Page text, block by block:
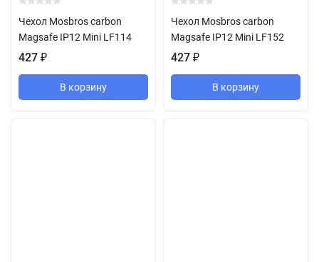
Чехол Mosbros carbon
Magsafe IP12 Mini LF114
427 ₽
В корзину
Чехол Mosbros carbon
Magsafe IP12 Mini LF152
427 ₽
В корзину